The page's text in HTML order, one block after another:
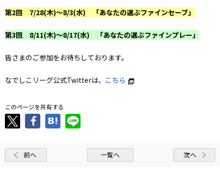
第2回 7/28(木)～8/3(水) 「あなたの選ぶファインセーブ」
第3回 8/11(木)～8/17(水) 「あなたの選ぶファインプレー」
皆さまのご参加をお待ちしております。
なでしこリーグ公式Twitterは、 こちら
このページを共有する
前へ 一覧へ 次へ